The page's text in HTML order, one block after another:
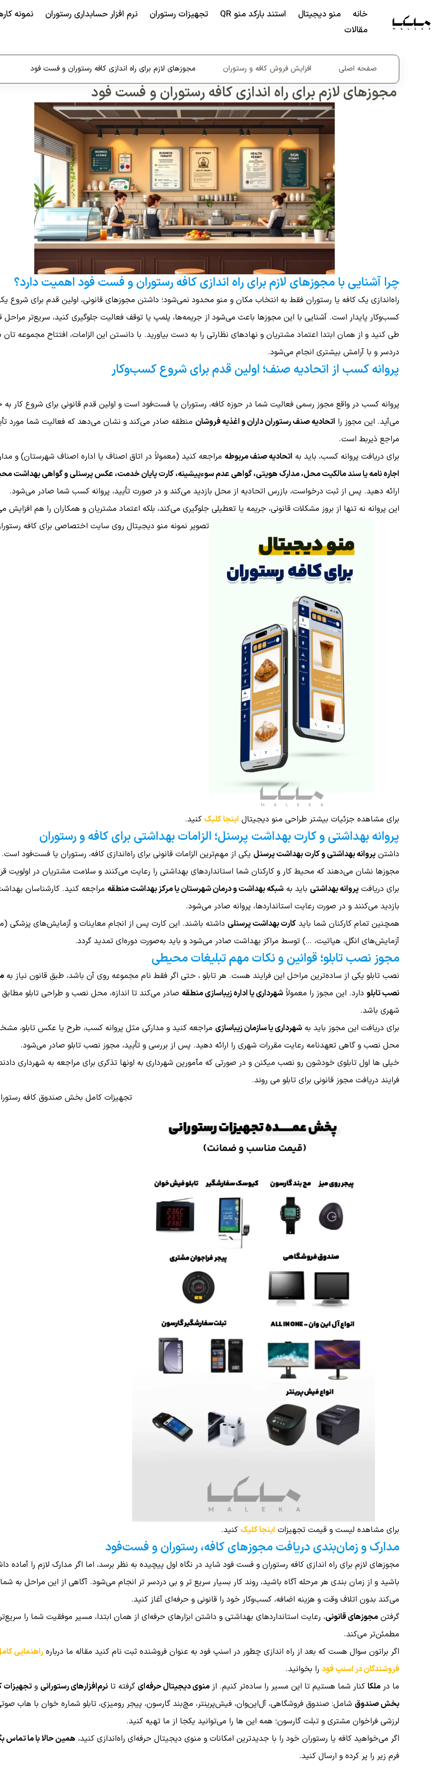
خانه منو دیجیتال استند بارکد منو QR تجهیزات رستوران نرم افزار حسابداری رستوران نمونه
مقالات
صفحه اصلی افزایش فروش کافه و رستوران مجوزهای لازم برای راه اندازی کافه رستوران و فست فود
مجوزهای لازم برای راه اندازی کافه رستوران و فست فود
چرا آشنایی با مجوزهای لازم برای راه اندازی کافه رستوران و فست فود اهمیت دارد؟
راه‌اندازی یک کافه یا رستوران فقط به انتخاب مکان و منو محدود نمی‌شود؛ داشتن مجوزهای قانونی، اولین قدم برای شروع
کسب‌وکار پایدار است. آشنایی با این مجوزها باعث می‌شود از جریمه‌ها، پلمپ یا توقف فعالیت جلوگیری کنید، سریع‌تر مراحل
طی کنید و از همان ابتدا اعتماد مشتریان و نهادهای نظارتی را به دست بیاورید. با دانستن این الزامات، افتتاح مجموعه‌
دردسر و با آرامش بیشتری انجام می‌شود.
پروانه کسب از اتحادیه صنف؛ اولین قدم برای شروع کسب‌وکار
پروانه کسب در واقع مجوز رسمی فعالیت شما در حوزه کافه، رستوران یا فست‌فود است و اولین قدم قانونی برای شروع کار
می‌آید. این مجوز را اتحادیه صنف رستوران‌ داران و اغذیه‌ فروشان منطقه صادر می‌کند و نشان می‌دهد که فعالیت شما مورد
مراجع ذیربط است.
برای دریافت پروانه کسب، باید به اتحادیه صنف مربوطه مراجعه کنید (معمولاً در اتاق اصناف یا اداره اصناف شهرستان) و
اجاره‌ نامه یا سند مالکیت محل، مدارک هویتی، گواهی عدم سوءپیشینه، کارت پایان خدمت، عکس پرسنلی و گواهی بهداشت
ارائه دهید. پس از ثبت درخواست، بازرس اتحادیه از محل بازدید می‌کند و در صورت تأیید، پروانه کسب شما صادر می‌شود.
این پروانه نه‌ تنها از بروز مشکلات قانونی، جریمه یا تعطیلی جلوگیری می‌کند، بلکه اعتماد مشتریان و همکاران را هم افزایش
تصویر نمونه منو دیجیتال روی سایت اختصاصی برای کافه
برای مشاهده جزئیات بیشتر طراحی منو دیجیتال اینجا کلیک کنید.
پروانه بهداشتی و کارت بهداشت پرسنل؛ الزامات بهداشتی برای کافه و رستوران
داشتن پروانه بهداشتی و کارت بهداشت پرسنل یکی از مهم‌ترین الزامات قانونی برای راه‌اندازی کافه، رستوران یا فست‌فود
مجوزها نشان می‌دهند که محیط کار و کارکنان شما استانداردهای بهداشتی را رعایت می‌کنند و سلامت مشتریان در اولویت
برای دریافت پروانه بهداشتی باید به شبکه بهداشت و درمان شهرستان یا مرکز بهداشت منطقه مراجعه کنید. کارشناسان
بازدید می‌کنند و در صورت رعایت استانداردها، پروانه صادر می‌شود.
همچنین تمام کارکنان شما باید کارت بهداشت پرسنلی داشته باشند. این کارت پس از انجام معاینات و آزمایش‌های پزشکی
آزمایش‌های انگل، هپاتیت، …) توسط مراکز بهداشت صادر می‌شود و باید به‌صورت دوره‌ای تمدید گردد.
مجوز نصب تابلو؛ قوانین و نکات مهم تبلیغات محیطی
نصب تابلو یکی از ساده‌ترین مراحل این فرایند هست. هر تابلو ، حتی اگر فقط نام مجموعه روی آن باشد، طبق قانون نیاز به
نصب تابلو دارد. این مجوز را معمولاً شهرداری یا اداره زیباسازی منطقه صادر می‌کند تا اندازه، محل نصب و طراحی تابلو
شهری باشد.
برای دریافت این مجوز باید به شهرداری یا سازمان زیباسازی مراجعه کنید و مدارکی مثل پروانه کسب، طرح یا عکس تابلو،
محل نصب و گاهی تعهدنامه رعایت مقررات شهری را ارائه دهید. پس از بررسی و تأیید، مجوز نصب تابلو صادر می‌شود.
خیلی ها اول تابلوی خودشون رو نصب میکنن و در صورتی که مآمورین شهرداری به اونها تذکری برای مراجعه به شهرداری
فرایند دریافت مجوز قانونی برای تابلو می روند.
تجهیزات کامل بخش صندوق کافه
برای مشاهده لیست و قیمت تجهیزات اینجا کلیک کنید.
مدارک و زمان‌بندی دریافت مجوزهای کافه، رستوران و فست‌فود
مجوزهای لازم برای راه اندازی کافه رستوران و فست فود شاید در نگاه اول پیچیده به نظر برسد، اما اگر مدارک لازم را آماده
باشید و از زمان‌ بندی هر مرحله آگاه باشید، روند کار بسیار سریع‌ تر و بی‌ دردسر تر انجام می‌شود. آگاهی از این مراحل به
می‌کند بدون اتلاف وقت و هزینه اضافه، کسب‌وکار خود را قانونی و حرفه‌ای آغاز کنید.
گرفتن مجوزهای قانونی، رعایت استانداردهای بهداشتی و داشتن ابزارهای حرفه‌ای از همان ابتدا، مسیر موفقیت شما را
مطمئن‌تر می‌کند.
اگر براتون سوال هست که بعد از راه اندازی چطور در اسنپ فود به عنوان فروشنده ثبت نام کنید مقاله ما درباره راهنمایی
فروشندگان در اسنپ فود را بخوانید.
ما در ملکا کنار شما هستیم تا این مسیر را ساده‌تر کنیم. از منوی دیجیتال حرفه‌ای گرفته تا نرم‌افزارهای رستورانی و تجهیزات
بخش صندوق شامل: صندوق فروشگاهی، آل‌این‌وان، فیش‌پرینتر، مچ‌بند گارسون، پیجر رومیزی، تابلو شماره‌ خوان با هاب
لرزشی فراخوان مشتری و تبلت گارسون؛ همه این‌ ها را می‌توانید یکجا از ما تهیه کنید.
اگر می‌خواهید کافه یا رستوران خود را با جدیدترین امکانات و منوی دیجیتال حرفه‌ای راه‌اندازی کنید، همین حالا با ما تماس
فرم زیر را پر کرده و ارسال کنید.